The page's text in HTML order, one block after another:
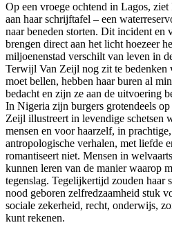
Op een vroege ochtend in Lagos,
aan haar schrijftafel – een
naar beneden storten. Dit incident en
brengen direct aan het licht hoezeer
miljoenenstad verschilt van leven in
Terwijl Van Zeijl nog zit te bedenken
moet bellen, hebben haar buren al
bedacht en zijn ze aan de uitvoering
In Nigeria zijn burgers grotendeels
Zeijl illustreert in levendige schetsen
mensen en voor haarzelf, in
antropologische verhalen, met liefde
romantiseert niet. Mensen in
kunnen leren van de manier waarop
tegenslag. Tegelijkertijd zouden haar
nood geboren zelfredzaamheid stuk
sociale zekerheid, recht, onderwijs,
kunt rekenen.